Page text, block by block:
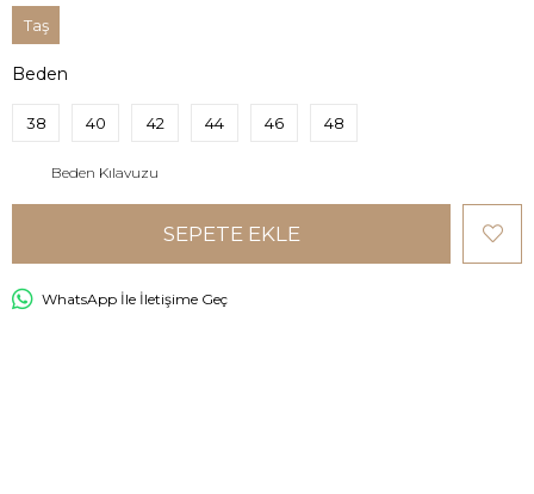
Taş
Beden
38 40 42 44 46 48
Beden Kılavuzu
WhatsApp İle İletişime Geç